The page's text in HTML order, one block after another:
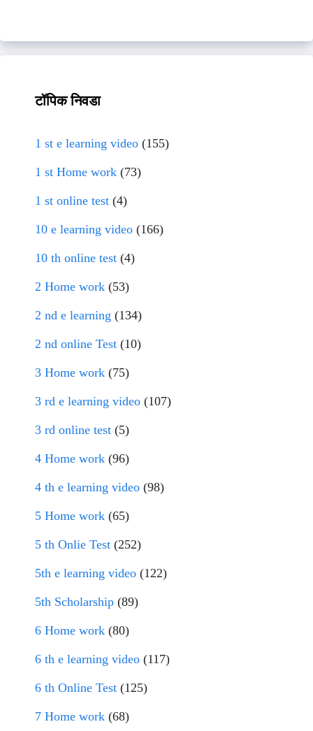
टॉपिक निवडा
1 st e learning video (155)
1 st Home work (73)
1 st online test (4)
10 e learning video (166)
10 th online test (4)
2 Home work (53)
2 nd e learning (134)
2 nd online Test (10)
3 Home work (75)
3 rd e learning video (107)
3 rd online test (5)
4 Home work (96)
4 th e learning video (98)
5 Home work (65)
5 th Onlie Test (252)
5th e learning video (122)
5th Scholarship (89)
6 Home work (80)
6 th e learning video (117)
6 th Online Test (125)
7 Home work (68)